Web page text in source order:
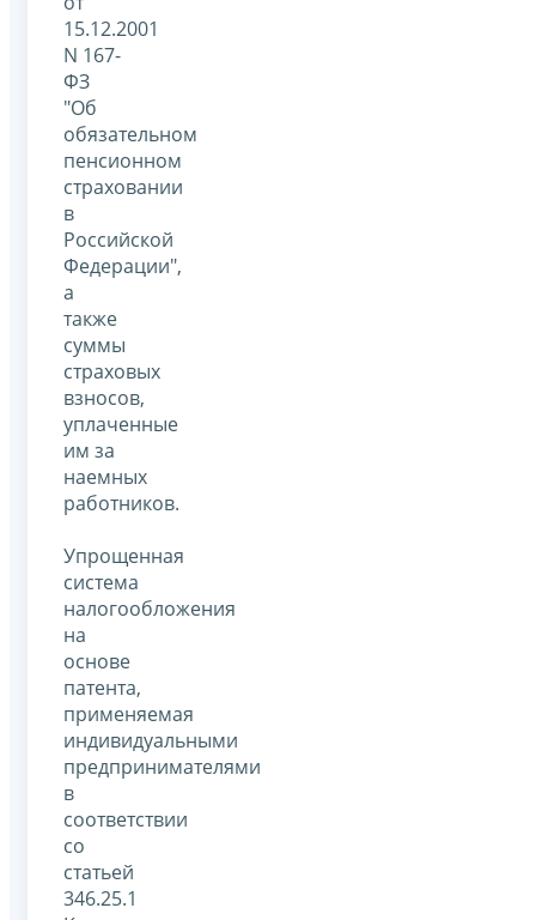
15.12.2001
N 167-
ФЗ
"Об
обязательном
пенсионном
страховании
в
Российской
Федерации",
а
также
суммы
страховых
взносов,
уплаченные
им за
наемных
работников.
Упрощенная
система
налогообложения
на
основе
патента,
применяемая
индивидуальными
предпринимателями
в
соответствии
со
статьей
346.25.1